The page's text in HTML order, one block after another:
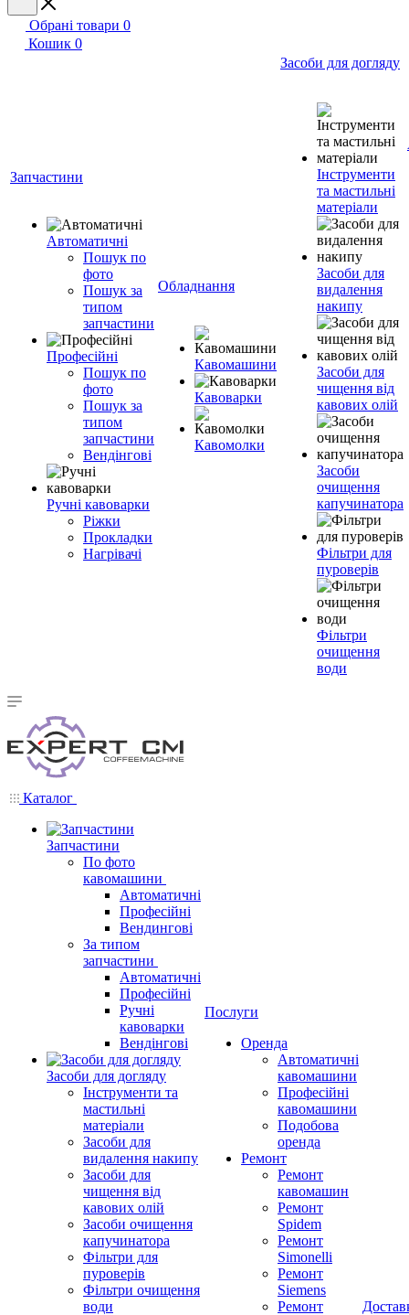
Обрані товари 0
Кошик 0
Запчастини
Автоматичні
Пошук по
фото
Пошук за
типом
запчастини
Професійні
Пошук по
фото
Пошук за
типом
запчастини
Вендінгові
Ручні кавоварки
Ріжки
Прокладки
Нагрівачі
Обладнання
Кавомашини
Кавоварки
Кавомолки
Засоби для догляду
Інструменти
та мастильні
матеріали
Засоби для
видалення
накипу
Засоби для
чищення від
кавових олій
Засоби
очищення
капучинатора
Фільтри для
пуроверів
Фільтри
очищення
води
Каталог
Запчастини
По фото
кавомашини
Автоматичні
Професійні
Вендингові
За типом
запчастини
Автоматичні
Професійні
Ручні
кавоварки
Вендінгові
Засоби для догляду
Інструменти та
мастильні
матеріали
Засоби для
видалення накипу
Засоби для
чищення від
кавових олій
Засоби очищення
капучинатора
Фільтри для
пуроверів
Фільтри очищення
води
Послуги
Оренда
Автоматичні
кавомашини
Професійні
кавомашини
Подобова
оренда
Ремонт
Ремонт
кавомашин
Ремонт
Spidem
Ремонт
Simonelli
Ремонт
Siemens
Ремонт